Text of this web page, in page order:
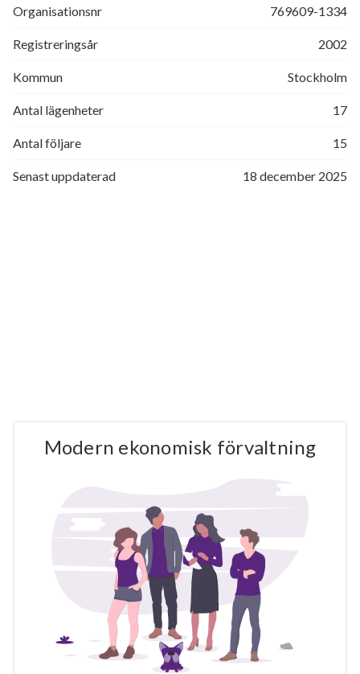
Organisationsnr 769609-1334
Registreringsår 2002
Kommun Stockholm
Antal lägenheter 17
Antal följare 15
Senast uppdaterad 18 december 2025
Modern ekonomisk förvaltning